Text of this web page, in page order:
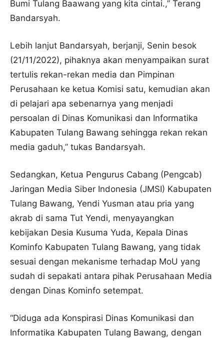
Bumi Tulang Baawang yang kita cintai.,” Terang
Bandarsyah.
Lebih lanjut Bandarsyah, berjanji, Senin besok
(21/11/2022), pihaknya akan menyampaikan surat
tertulis rekan-rekan media dan Pimpinan
Perusahaan ke ketua Komisi satu, kemudian akan
di pelajari apa sebenarnya yang menjadi
persoalan di Dinas Komunikasi dan Informatika
Kabupaten Tulang Bawang sehingga rekan rekan
media gaduh,” tukas Bandarsyah.
Sedangkan, Ketua Pengurus Cabang (Pengcab)
Jaringan Media Siber Indonesia (JMSI) Kabupaten
Tulang Bawang, Yendi Yusman atau pria yang
akrab di sama Tut Yendi, menyayangkan
kebijakan Desia Kusuma Yuda, Kepala Dinas
Kominfo Kabupaten Tulang Bawang, yang tidak
sesuai dengan mekanisme terhadap MoU yang
sudah di sepakati antara pihak Perusahaan Media
dengan Dinas Kominfo setempat.
“Diduga ada Konspirasi Dinas Komunikasi dan
Informatika Kabupaten Tulang Bawang, dengan